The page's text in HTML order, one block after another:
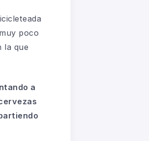
poco
la que
a